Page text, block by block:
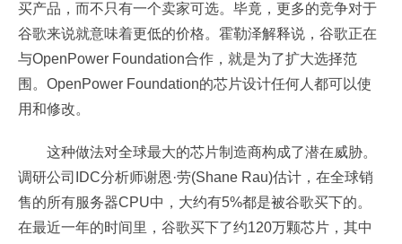
买产品，而不只有一个卖家可选。毕竟，更多的竞争对于
谷歌来说就意味着更低的价格。霍勒泽解释说，谷歌正在
与OpenPower Foundation合作，就是为了扩大选择范
围。OpenPower Foundation的芯片设计任何人都可以使
用和修改。
这种做法对全球最大的芯片制造商构成了潜在威胁。
调研公司IDC分析师谢恩·劳(Shane Rau)估计，在全球销
售的所有服务器CPU中，大约有5%都是被谷歌买下的。
在最近一年的时间里，谷歌买下了约120万颗芯片，其中